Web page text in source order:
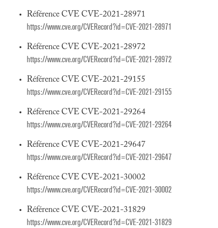
Référence CVE CVE-2021-28971
https://www.cve.org/CVERecord?id=CVE-2021-28971
Référence CVE CVE-2021-28972
https://www.cve.org/CVERecord?id=CVE-2021-28972
Référence CVE CVE-2021-29155
https://www.cve.org/CVERecord?id=CVE-2021-29155
Référence CVE CVE-2021-29264
https://www.cve.org/CVERecord?id=CVE-2021-29264
Référence CVE CVE-2021-29647
https://www.cve.org/CVERecord?id=CVE-2021-29647
Référence CVE CVE-2021-30002
https://www.cve.org/CVERecord?id=CVE-2021-30002
Référence CVE CVE-2021-31829
https://www.cve.org/CVERecord?id=CVE-2021-31829